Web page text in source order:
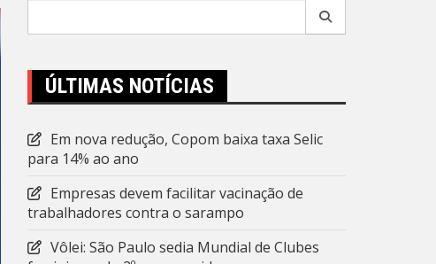
ÚLTIMAS NOTÍCIAS
Em nova redução, Copom baixa taxa Selic
para 14% ao ano
Empresas devem facilitar vacinação de
trabalhadores contra o sarampo
Vôlei: São Paulo sedia Mundial de Clubes